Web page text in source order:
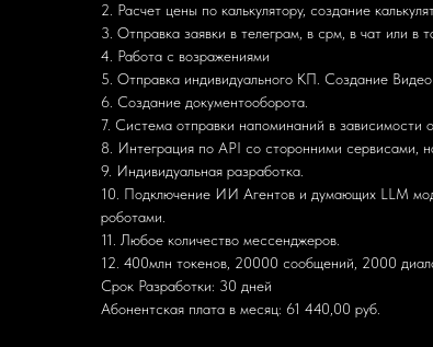
2. Расчет цены по калькулятору, создание
3. Отправка заявки в телеграм, в срм, в чат или в
4. Работа с возражениями
5. Отправка индивидуального КП. Создание Видео
6. Создание документооборота.
7. Система отправки напоминаний в зависимости
8. Интеграция по API со сторонними сервисами,
9. Индивидуальная разработка.
10. Подключение ИИ Агентов и думающих LLM
роботами.
11. Любое количество мессенджеров.
12. 400млн токенов, 20000 сообщений, 2000
Срок Разработки: 30 дней
Абонентская плата в месяц: 61 440,00 руб.